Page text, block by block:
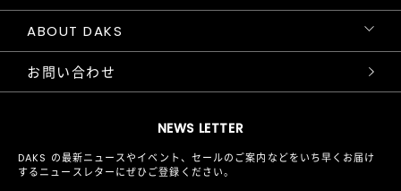
NEWS LETTER
DAKS の最新ニュースやイベント、セールのご案内などをいち早くお届け
するニュースレターにぜひご登録ください。
ABOUT DAKS
お問い合わせ